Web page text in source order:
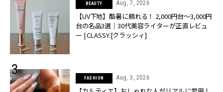
BEAUTY Aug, 7, 2026
【UV下地】酷暑に頼れる！ 2,000円台〜3,000円
台の名品3選｜30代美容ライターが正直レビュ
ー | CLASSY.[クラッシィ]
FASHION Aug, 3, 2026